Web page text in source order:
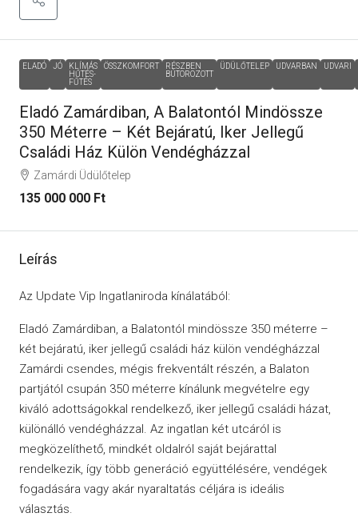
ELADÓ JÓ
KLÍMÁS
HŰTÉS-
FŰTÉS
ÖSSZKOMFORT
RÉSZBEN
BÚTOROZOTT
ÜDÜLŐTELEP UDVARBAN UDVARI
Eladó Zamárdiban, A Balatontól Mindössze
350 Méterre – Két Bejáratú, Iker Jellegű
Családi Ház Külön Vendégházzal
Zamárdi Üdülőtelep
135 000 000 Ft
Leírás
Az Update Vip Ingatlaniroda kínálatából:
Eladó Zamárdiban, a Balatontól mindössze 350 méterre –
két bejáratú, iker jellegű családi ház külön vendégházzal
Zamárdi csendes, mégis frekventált részén, a Balaton
partjától csupán 350 méterre kínálunk megvételre egy
kiváló adottságokkal rendelkező, iker jellegű családi házat,
különálló vendégházzal. Az ingatlan két utcáról is
megközelíthető, mindkét oldalról saját bejárattal
rendelkezik, így több generáció együttélésére, vendégek
fogadására vagy akár nyaraltatás céljára is ideális
választás.